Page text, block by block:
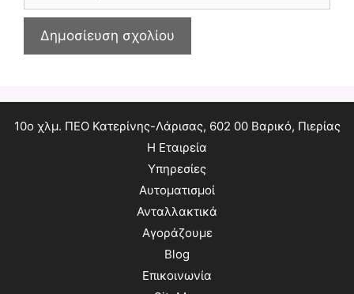
10ο χλμ. ΠΕΟ Κατερίνης-Λάρισας, 602 00 Βαρικό, Πιερίας
Η Εταιρεία
Υπηρεσίες
Αυτοματισμοί
Ανταλλακτικά
Αγοράζουμε
Blog
Επικοινωνία